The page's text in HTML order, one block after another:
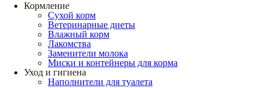
Кормление
Сухой корм
Ветеринарные диеты
Влажный корм
Лакомства
Заменители молока
Миски и контейнеры для корма
Уход и гигиена
Наполнители для туалета